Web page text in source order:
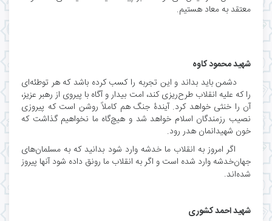
معتقد به معاد هستیم.
شهید محمود کاوه
دشمن باید بداند و این تجربه را کسب کرده باشد که هر توطئه‌ای
را که علیه انقلاب طرح‌ریزی کند، امت بیدار و آگاه با پیروی از رهبر عزیز،
آن را خنثی خواهد کرد. آیندۀ جنگ هم کاملاً روشن است که پیروزی
نصیب رزمندگان اسلام خواهد شد و هیچ‌گاه ما نخواهیم گذاشت که
خون شهیدانمان هدر رود.
اگر امروز به‌ انقلاب‌ ما خدشه‌ وارد شود بدانید که‌ به‌ مسلمان‌های‌
جهان‌خدشه‌ وارد شده‌ است‌ و اگر به‌ انقلاب‌ ما رونق‌ داده‌ شود آنها پیروز
شده‌اند.
شهید احمد کشوری